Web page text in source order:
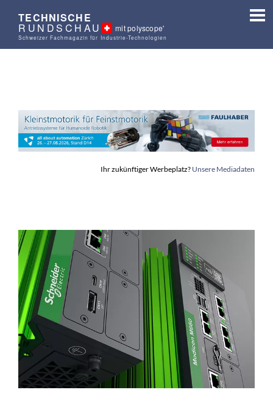
TECHNISCHE
RUNDSCHAU mit polyscope'
Schweizer Fachmagazin für Industrie-Technologien
Ihr zukünftiger Werbeplatz? Unsere Mediadaten